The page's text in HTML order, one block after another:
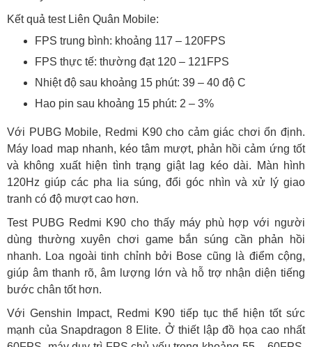
Kết quả test Liên Quân Mobile:
FPS trung bình: khoảng 117 – 120FPS
FPS thực tế: thường đạt 120 – 121FPS
Nhiệt độ sau khoảng 15 phút: 39 – 40 độ C
Hao pin sau khoảng 15 phút: 2 – 3%
Với PUBG Mobile, Redmi K90 cho cảm giác chơi ổn định.
Máy load map nhanh, kéo tâm mượt, phản hồi cảm ứng tốt
và không xuất hiện tình trạng giật lag kéo dài. Màn hình
120Hz giúp các pha lia súng, đổi góc nhìn và xử lý giao
tranh có độ mượt cao hơn.
Test PUBG Redmi K90 cho thấy máy phù hợp với người
dùng thường xuyên chơi game bắn súng cần phản hồi
nhanh. Loa ngoài tinh chỉnh bởi Bose cũng là điểm cộng,
giúp âm thanh rõ, âm lượng lớn và hỗ trợ nhận diện tiếng
bước chân tốt hơn.
Với Genshin Impact, Redmi K90 tiếp tục thể hiện tốt sức
mạnh của Snapdragon 8 Elite. Ở thiết lập đồ họa cao nhất